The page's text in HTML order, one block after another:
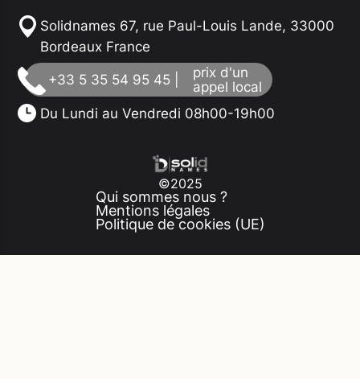
Solidnames 67, rue Paul-Louis Lande, 33000
Bordeaux France
+33 5 35 54 95 45 |
prix d'un
appel local
Du Lundi au Vendredi 08h00-19h00
©2025
Qui sommes nous ?
Mentions légales
Politique de cookies (UE)